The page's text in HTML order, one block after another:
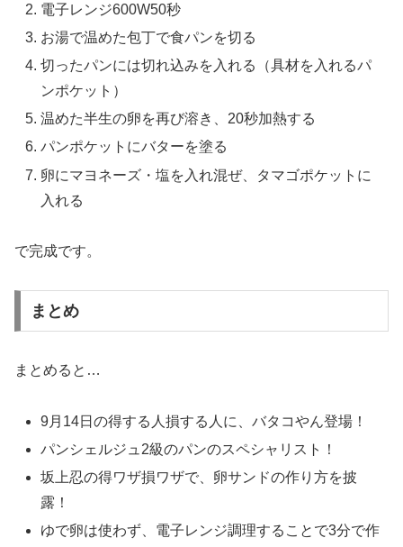
電子レンジ600W50秒
お湯で温めた包丁で食パンを切る
切ったパンには切れ込みを入れる（具材を入れるパ
ンポケット）
温めた半生の卵を再び溶き、20秒加熱する
パンポケットにバターを塗る
卵にマヨネーズ・塩を入れ混ぜ、タマゴポケットに
入れる
で完成です。
まとめ
まとめると…
9月14日の得する人損する人に、バタコやん登場！
パンシェルジュ2級のパンのスペシャリスト！
坂上忍の得ワザ損ワザで、卵サンドの作り方を披
露！
ゆで卵は使わず、電子レンジ調理することで3分で作